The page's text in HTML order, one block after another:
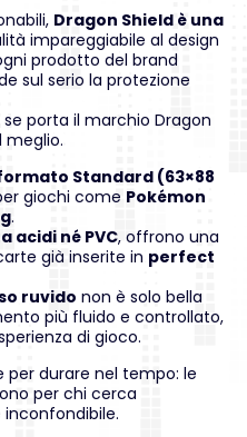
Dragon Shield è una
impareggiabile al design
prodotto del brand
sul serio la protezione
porta il marchio Dragon
meglio.
Standard (63×88
giochi come Pokémon
.
acidi né PVC, offrono una
già inserite in perfect
ruvido non è solo bella
più fluido e controllato,
di gioco.
durare nel tempo: le
per chi cerca
inconfondibile.